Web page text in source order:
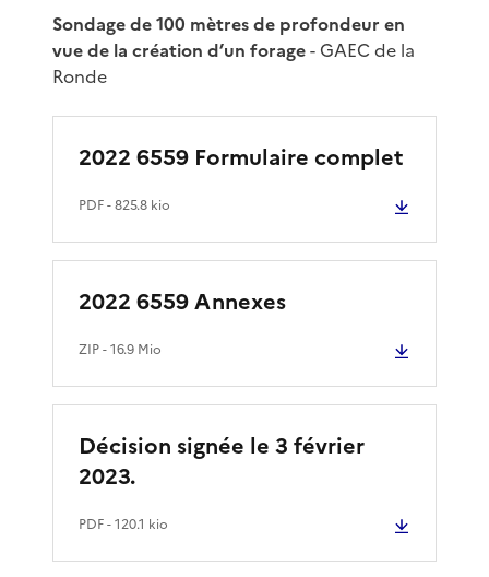
Sondage de 100 mètres de profondeur en
vue de la création d’un forage- GAEC de la
Ronde
2022 6559 Formulaire complet
PDF- 825.8 kio
2022 6559 Annexes
ZIP- 16.9 Mio
Décision signée le 3 février
2023.
PDF- 120.1 kio